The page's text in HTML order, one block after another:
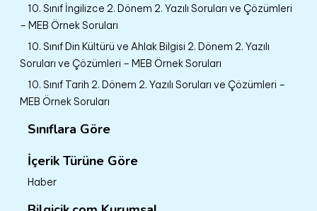
10. Sınıf İngilizce 2. Dönem 2. Yazılı Soruları ve Çözümleri
– MEB Örnek Soruları
10. Sınıf Din Kültürü ve Ahlak Bilgisi 2. Dönem 2. Yazılı
Soruları ve Çözümleri – MEB Örnek Soruları
10. Sınıf Tarih 2. Dönem 2. Yazılı Soruları ve Çözümleri –
MEB Örnek Soruları
Sınıflara Göre
İçerik Türüne Göre
Haber